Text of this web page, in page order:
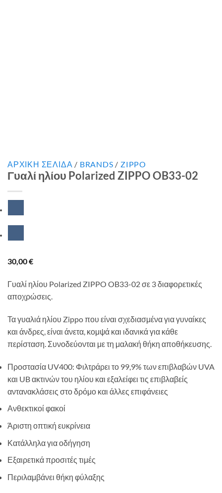
ΑΡΧΙΚΉ ΣΕΛΊΔΑ / BRANDS / ZIPPO
Γυαλί ηλίου Polarized ZIPPO OB33-02
30,00€
Γυαλί ηλίου Polarized ZIPPO OB33-02 σε 3 διαφορετικές
αποχρώσεις.
Τα γυαλιά ηλίου Zippo που είναι σχεδιασμένα για γυναίκες
και άνδρες, είναι άνετα, κομψά και ιδανικά για κάθε
περίσταση. Συνοδεύονται με τη μαλακή θήκη αποθήκευσης.
Προστασία UV400: Φιλτράρει το 99,9% των επιβλαβών UVA
και UB ακτινών του ηλίου και εξαλείφει τις επιβλαβείς
αντανακλάσεις στο δρόμο και άλλες επιφάνειες
Ανθεκτικοί φακοί
Άριστη οπτική ευκρίνεια
Κατάλληλα για οδήγηση
Εξαιρετικά προσιτές τιμές
Περιλαμβάνει θήκη φύλαξης